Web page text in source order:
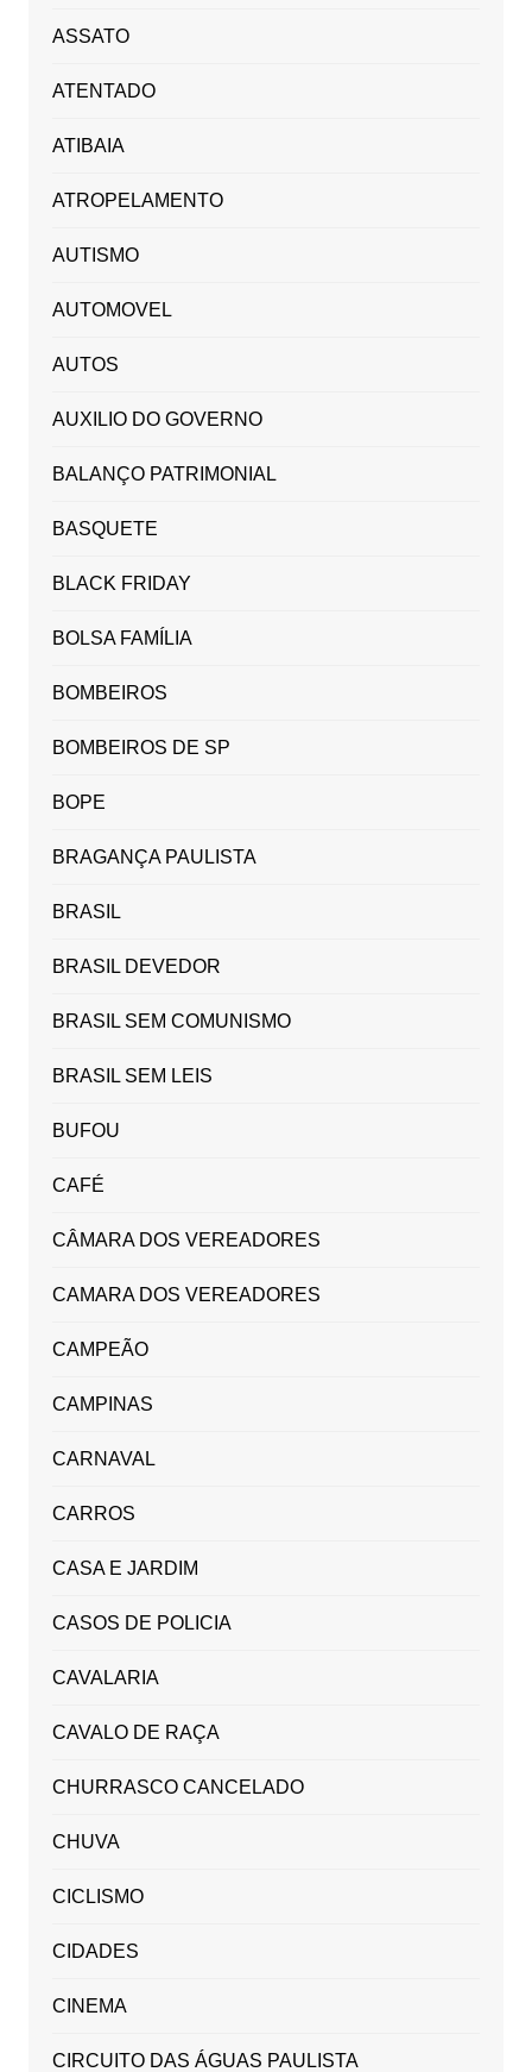
ASSATO
ATENTADO
ATIBAIA
ATROPELAMENTO
AUTISMO
AUTOMOVEL
AUTOS
AUXILIO DO GOVERNO
BALANÇO PATRIMONIAL
BASQUETE
BLACK FRIDAY
BOLSA FAMÍLIA
BOMBEIROS
BOMBEIROS DE SP
BOPE
BRAGANÇA PAULISTA
BRASIL
BRASIL DEVEDOR
BRASIL SEM COMUNISMO
BRASIL SEM LEIS
BUFOU
CAFÉ
CÂMARA DOS VEREADORES
CAMARA DOS VEREADORES
CAMPEÃO
CAMPINAS
CARNAVAL
CARROS
CASA E JARDIM
CASOS DE POLICIA
CAVALARIA
CAVALO DE RAÇA
CHURRASCO CANCELADO
CHUVA
CICLISMO
CIDADES
CINEMA
CIRCUITO DAS ÁGUAS PAULISTA